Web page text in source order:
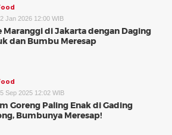
Jan 2026 12:00 WIB
Maranggi di Jakarta dengan Daging
dan Bumbu Meresap
Sep 2025 12:02 WIB
Goreng Paling Enak di Gading
Bumbunya Meresap!